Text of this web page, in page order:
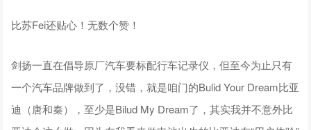
比苏Fei还贴心！无数个赞！
剑扬一直在倡导原厂汽车要标配行车记录仪，但至今为止只有
一个汽车品牌做到了，没错，就是咱门的Bulid Your Dream比亚
迪（唐和秦），至少是Bilud My Dream了，其实我并不意外比